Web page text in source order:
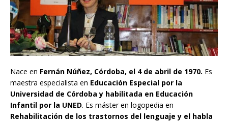
Nace en Fernán Núñez, Córdoba, el 4 de abril de 1970. Es
maestra especialista en Educación Especial por la
Universidad de Córdoba y habilitada en Educación
Infantil por la UNED. Es máster en logopedia en
Rehabilitación de los trastornos del lenguaje y el habla